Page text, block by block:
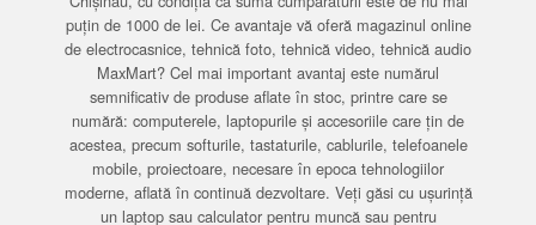
puțin de 1000 de lei. Ce avantaje vă oferă magazinul online
de electrocasnice, tehnică foto, tehnică video, tehnică audio
MaxMart? Cel mai important avantaj este numărul
semnificativ de produse aflate în stoc, printre care se
numără: computerele, laptopurile și accesoriile care țin de
acestea, precum softurile, tastaturile, cablurile, telefoanele
mobile, proiectoare, necesare în epoca tehnologiilor
moderne, aflată în continuă dezvoltare. Veți găsi cu ușurință
un laptop sau calculator pentru muncă sau pentru